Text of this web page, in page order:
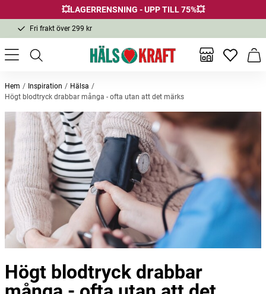
💥LAGERRENSNING - UPP TILL 75%💥
Fri frakt över 299 kr
1-3 dagars leverans
Samma pris i butik & online
Fri frakt över 299 kr
Inga
Hem Inspiration
Hälsa
Högt blodtryck drabbar många - ofta utan att det märks
Högt blodtryck drabbar